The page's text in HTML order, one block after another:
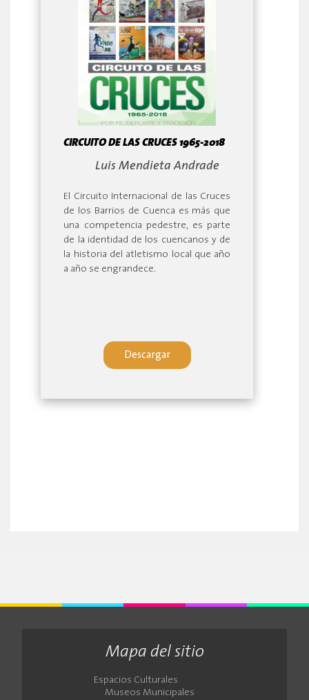
CIRCUITO DE LAS CRUCES 1965-2018
Luis Mendieta Andrade
El Circuito Internacional de las Cruces
de los Barrios de Cuenca es más que
una competencia pedestre, es parte
de la identidad de los cuencanos y de
la historia del atletismo local que año
a año se engrandece.
Descargar
Mapa del sitio
Espacios Culturales
Museos Municipales